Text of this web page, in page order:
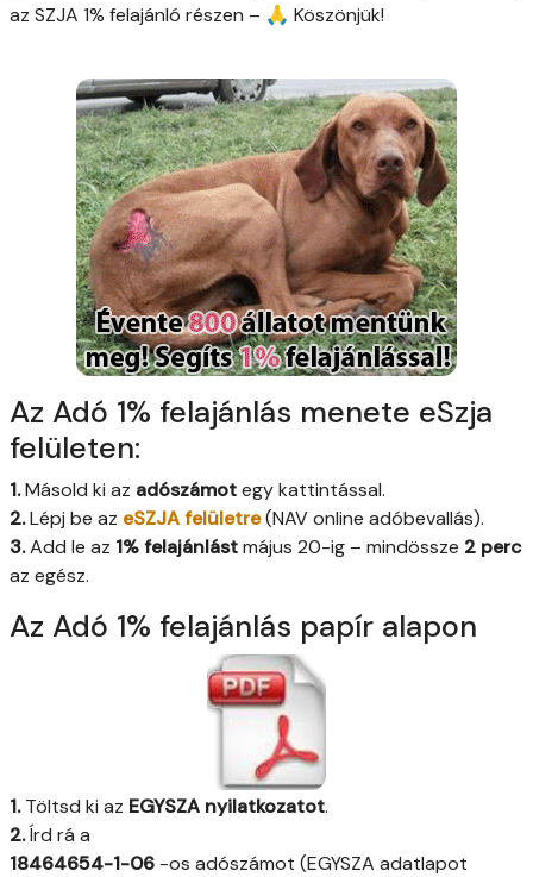
az SZJA 1% felajánló részen – 🙏 Köszönjük!
Az Adó 1% felajánlás menete eSzja
felületen:
1.Másold ki az adószámotegy kattintással.
2.Lépj be az eSZJA felületre(NAV online adóbevallás).
3.Add le az 1% felajánlástmájus 20-ig – mindössze 2 perc
az egész.
Az Adó 1% felajánlás papír alapon
1.Töltsd ki az EGYSZA nyilatkozatot.
2.Írd rá a
18464654-1-06 -os adószámot (EGYSZA adatlapot